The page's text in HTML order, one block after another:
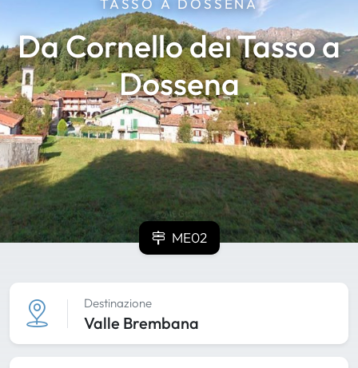
TASSO A DOSSENA
Da Cornello dei Tasso a
Dossena
ME02
Destinazione
Valle Brembana